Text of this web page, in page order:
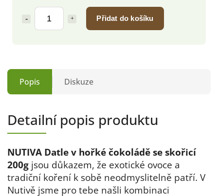
Přidat do košíku
Popis Diskuze
Detailní popis produktu
NUTIVA Datle v hořké čokoládě se skořicí
200g jsou důkazem, že exotické ovoce a
tradiční koření k sobě neodmyslitelně patří. V
Nutivě jsme pro tebe našli kombinaci